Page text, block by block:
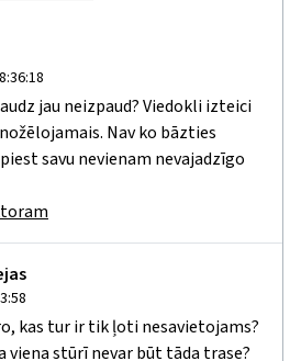
jau neizpaud? Viedokli izteici
Nav ko bāzties
savu nevienam nevajadzīgo
kas tur ir tik ļoti nesavietojams?
viena stūrī nevar būt tāda trase?